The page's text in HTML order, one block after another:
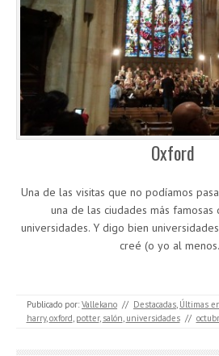
Oxford
Una de las visitas que no podíamos
una de las ciudades más famosas
universidades. Y digo bien
creé (o yo al
Publicado por: Vallekano // Destacadas Últimas
harry, oxford potter, salón universidades //